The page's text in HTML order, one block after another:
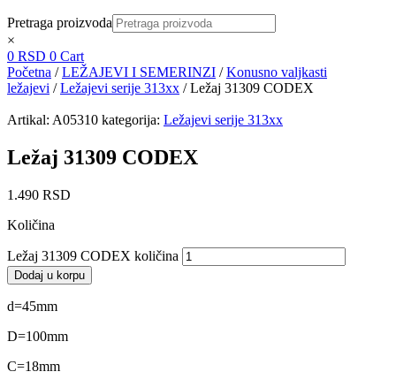
Pretraga proizvoda
×
0 RSD 0 Cart
Početna /LEŽAJEVI I SEMERINZI /Konusno valjkasti
ležajevi /Ležajevi serije 313xx / Ležaj 31309 CODEX
Artikal: A05310 kategorija: Ležajevi serije 313xx
Ležaj 31309 CODEX
1.490 RSD
Količina
Ležaj 31309 CODEX količina
Dodaj u korpu
d=45mm
D=100mm
C=18mm